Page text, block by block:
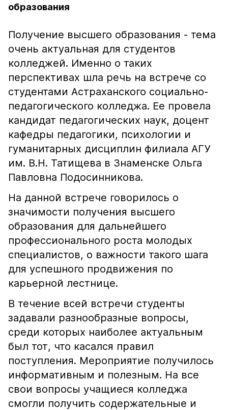
образования
Получение высшего образования - тема
очень актуальная для студентов
колледжей. Именно о таких
перспективах шла речь на встрече со
студентами Астраханского социально-
педагогического колледжа. Ее провела
кандидат педагогических наук, доцент
кафедры педагогики, психологии и
гуманитарных дисциплин филиала АГУ
им. В.Н. Татищева в Знаменске Ольга
Павловна Подосинникова.
На данной встрече говорилось о
значимости получения высшего
образования для дальнейшего
профессионального роста молодых
специалистов, о важности такого шага
для успешного продвижения по
карьерной лестнице.
В течение всей встречи студенты
задавали разнообразные вопросы,
среди которых наиболее актуальным
был тот, что касался правил
поступления. Мероприятие получилось
информативным и полезным. На все
свои вопросы учащиеся колледжа
смогли получить содержательные и